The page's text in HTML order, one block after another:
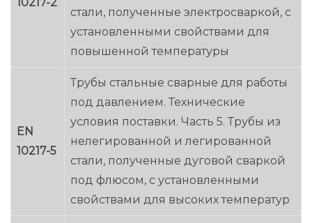
стали, полученные электросваркой, с
установленными свойствами для
повышенной температуры
EN
10217-5
Трубы стальные сварные для работы
под давлением. Технические
условия поставки. Часть 5. Трубы из
нелегированной и легированной
стали, полученные дуговой сваркой
под флюсом, с установленными
свойствами для высоких температур